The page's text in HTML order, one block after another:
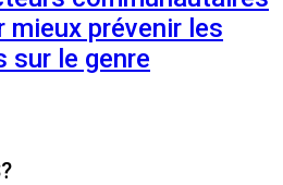
mieux prévenir les
sur le genre